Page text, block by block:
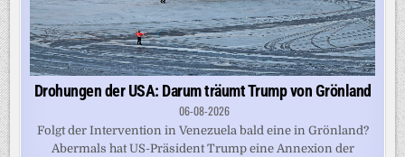
Drohungen der USA: Darum träumt Trump von Grönland
06-08-2026
Folgt der Intervention in Venezuela bald eine in Grönland?
Abermals hat US-Präsident Trump eine Annexion der